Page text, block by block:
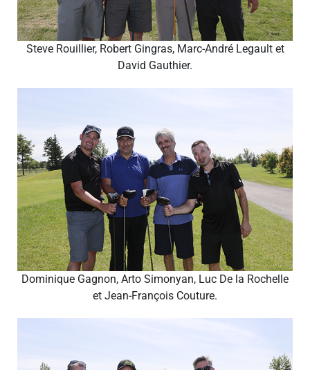
Steve Rouillier, Robert Gingras, Marc-André Legault et
David Gauthier.
Dominique Gagnon, Arto Simonyan, Luc De la Rochelle
et Jean-François Couture.